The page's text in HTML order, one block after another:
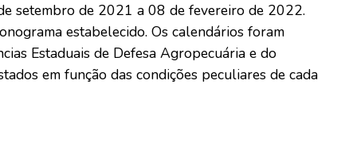
setembro de 2021 a 08 de fevereiro de 2022.
estabelecido. Os calendários foram
Estaduais de Defesa Agropecuária e do
em função das condições peculiares de cada